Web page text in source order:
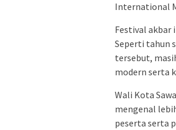
International
Festival akbar
Seperti tahun
tersebut,
modern serta
Wali Kota
mengenal
peserta serta